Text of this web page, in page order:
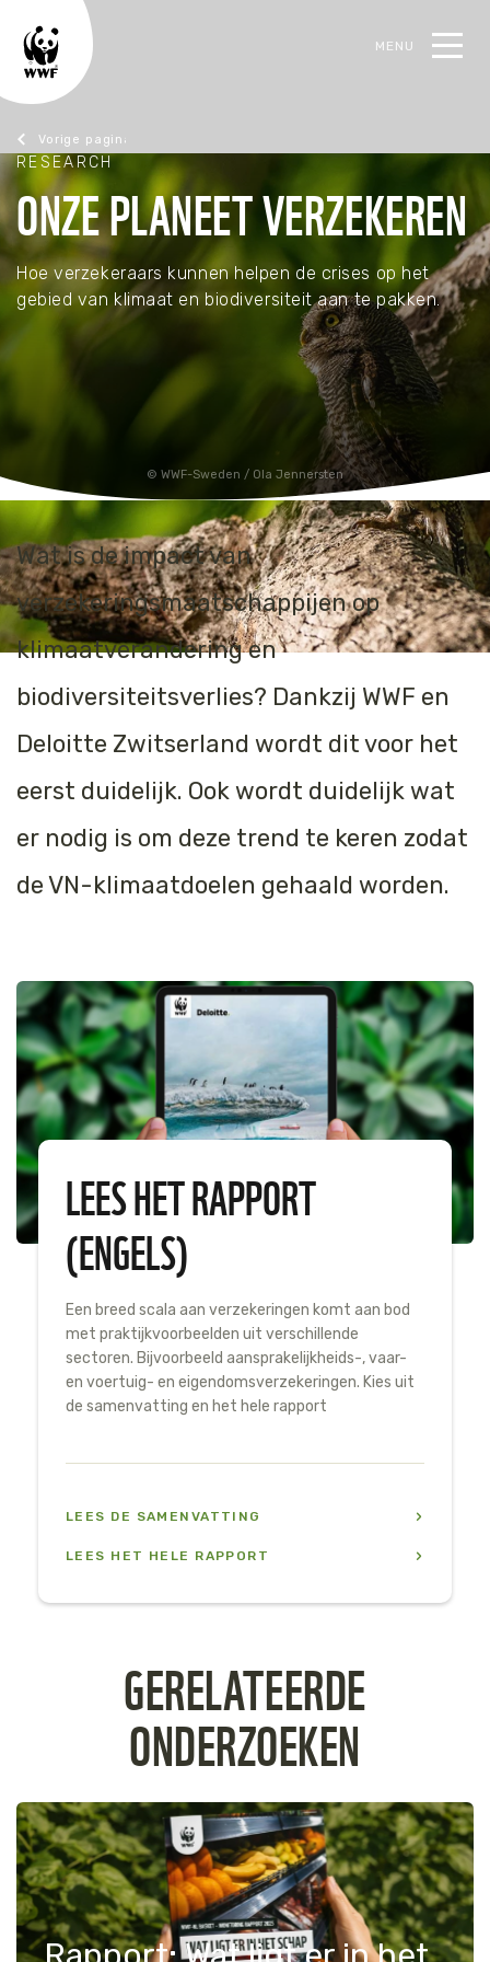
MENU
Research
WWF-Sweden / Ola Jennersten
RESEARCH
ONZE PLANEET VERZEKEREN
Hoe verzekeraars kunnen helpen de crises op het
gebied van klimaat en biodiversiteit aan te pakken.
Wat is de impact van
verzekeringsmaatschappijen op
klimaatverandering en
biodiversiteitsverlies? Dankzij WWF en
Deloitte Zwitserland wordt dit voor het
eerst duidelijk. Ook wordt duidelijk wat
er nodig is om deze trend te keren zodat
de VN-klimaatdoelen gehaald worden.
LEES HET RAPPORT
(ENGELS)
Een breed scala aan verzekeringen komt aan bod
met praktijkvoorbeelden uit verschillende
sectoren. Bijvoorbeeld aansprakelijkheids-, vaar-
en voertuig- en eigendomsverzekeringen. Kies uit
de samenvatting en het hele rapport
LEES DE SAMENVATTING
LEES HET HELE RAPPORT
GERELATEERDE
ONDERZOEKEN
TERUG
Steun de natuur
Alles over steunen
TERUG
Actueel
TERUG
Ons werk
Alles over het werk van WWF Business
TERUG
Contact